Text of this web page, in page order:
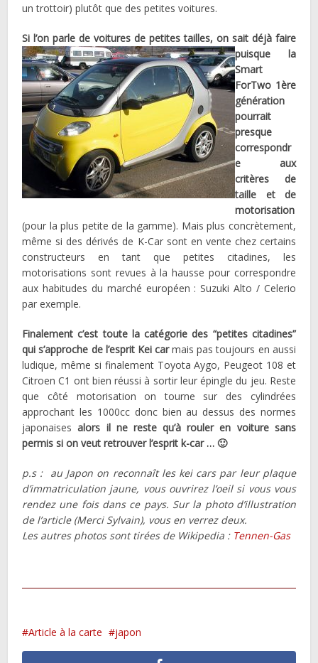
un trottoir) plutôt que des petites voitures.
Si l’on parle de voitures de petites tailles, on sait déjà faire
puisque la
Smart
ForTwo 1ère
génération
pourrait
presque
correspondr
e aux
critères de
taille et de
motorisation
(pour la plus petite de la gamme). Mais plus concrètement,
même si des dérivés de K-Car sont en vente chez certains
constructeurs en tant que petites citadines, les
motorisations sont revues à la hausse pour correspondre
aux habitudes du marché européen : Suzuki Alto / Celerio
par exemple.
Finalement c’est toute la catégorie des “petites citadines”
qui s’approche de l’esprit Kei carmais pas toujours en aussi
ludique, même si finalement Toyota Aygo, Peugeot 108 et
Citroen C1 ont bien réussi à sortir leur épingle du jeu. Reste
que côté motorisation on tourne sur des cylindrées
approchant les 1000cc donc bien au dessus des normes
japonaisesalors il ne reste qu’à rouler en voiture sans
permis si on veut retrouver l’esprit k-car … 🙂
p.s : au Japon on reconnaît les kei cars par leur plaque
d’immatriculation jaune, vous ouvrirez l’oeil si vous vous
rendez une fois dans ce pays. Sur la photo d’illustration
de l’article (Merci Sylvain), vous en verrez deux.
Les autres photos sont tirées de Wikipedia : Tennen-Gas
Article à la carte japon